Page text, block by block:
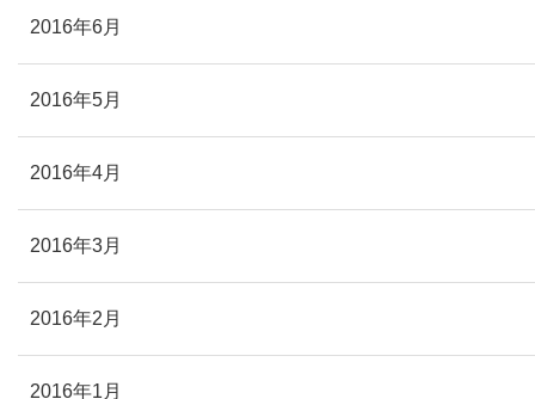
2016年6月
2016年5月
2016年4月
2016年3月
2016年2月
2016年1月